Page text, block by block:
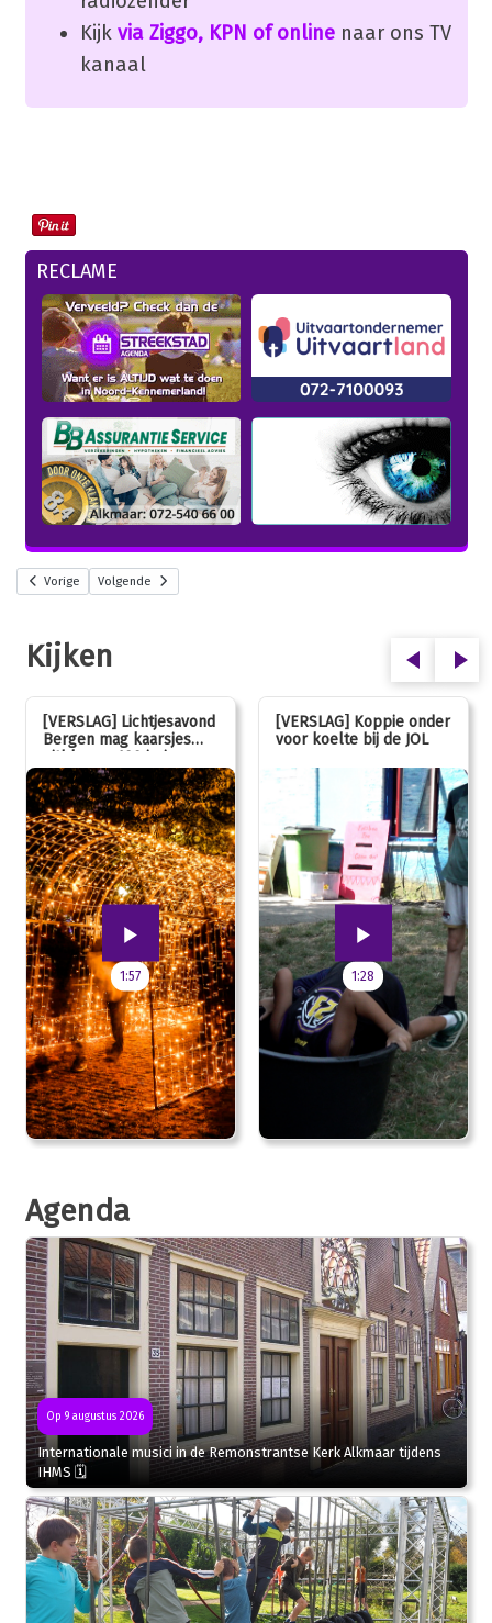
Kijk via Ziggo, KPN of onlinenaar ons TV
kanaal
RECLAME
Vorige Volgende
Kijken
[VERSLAG] Lichtjesavond
Bergen mag kaarsjes
uitblazen: 100 jarig
jubileum!
1:57
[VERSLAG] Koppie onder
voor koelte bij de JOL
1:28
Agenda
Op 9 augustus 2026
Internationale musici in de Remonstrantse Kerk Alkmaar tijdens
IHMS 🗓